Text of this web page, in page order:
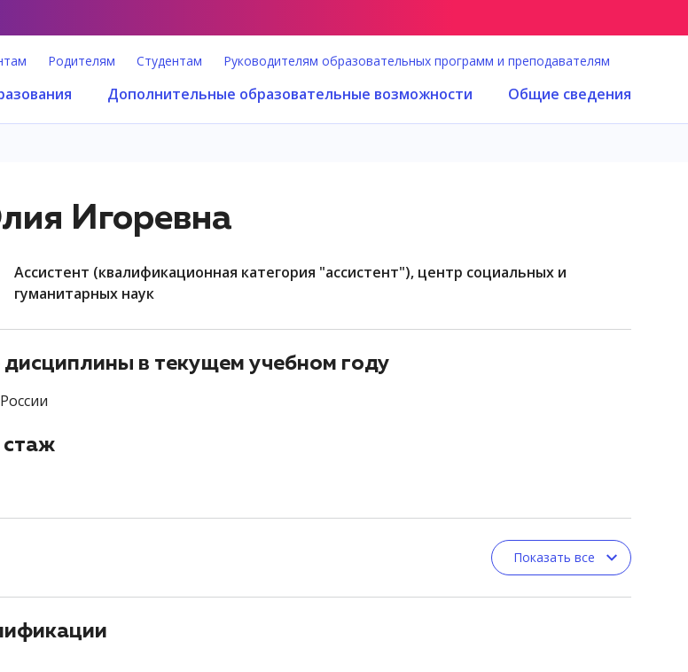
Родителям Студентам Руководителям образовательных программ и преподавателям
Дополнительные образовательные возможности Общие сведения
Игоревна
ассистент (квалификационная категория "ассистент"), центр социальных и
гуманитарных наук
в текущем учебном году
стаж
Показать все